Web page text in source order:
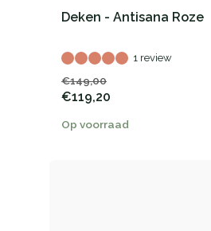
Deken - Antisana Roze
1 review
€149,00
€119,20
Op voorraad